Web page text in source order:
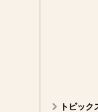
トピック